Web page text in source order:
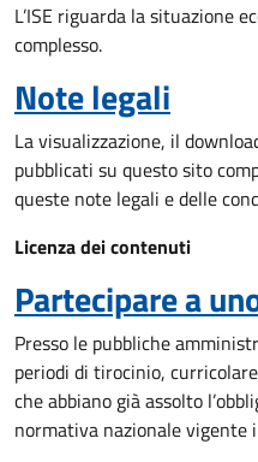
L’ISE riguarda la situazione
complesso.
Note legali
La visualizzazione, il
pubblicati su questo sito
queste note legali e delle
Licenza dei contenuti
Partecipare a
Presso le pubbliche
periodi di tirocinio,
che abbiano già assolto
normativa nazionale